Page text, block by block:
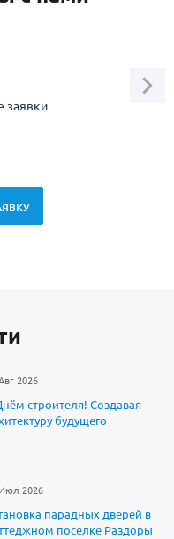
заявки
2026
строителя! Создавая
будущего
2026
парадных дверей в
поселке Раздоры